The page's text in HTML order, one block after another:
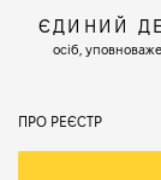
ЄДИНИЙ
осіб,
ПРО РЕЄСТР